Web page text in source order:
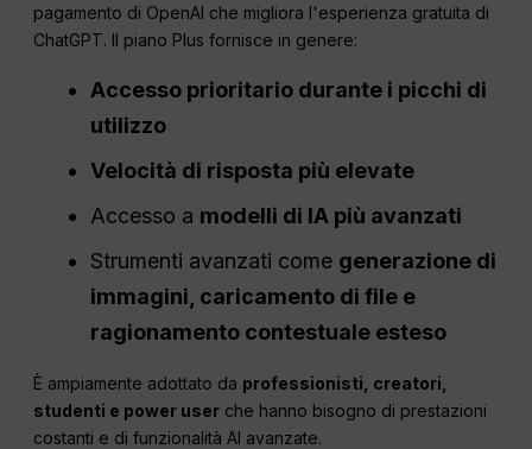
pagamento di OpenAI che migliora l'esperienza gratuita di
ChatGPT. Il piano Plus fornisce in genere:
Accesso prioritario durante i picchi di
utilizzo
Velocità di risposta più elevate
Accesso a modelli di IA più avanzati
Strumenti avanzati come generazione di
immagini, caricamento di file e
ragionamento contestuale esteso
È ampiamente adottato da professionisti, creatori,
studenti e power user che hanno bisogno di prestazioni
costanti e di funzionalità AI avanzate.